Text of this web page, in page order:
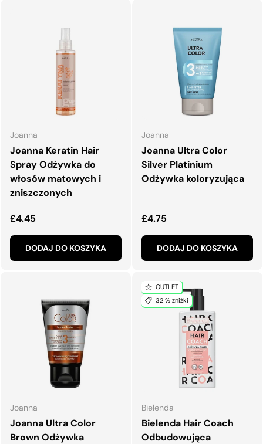
Joanna
Joanna Keratin Hair
Spray Odżywka do
włosów matowych i
zniszczonych
Normalna cena
£4.45
DODAJ DO KOSZYKA
Joanna
Joanna Ultra Color
Silver Platinium
Odżywka koloryzująca
Normalna cena
£4.75
DODAJ DO KOSZYKA
Joanna
Joanna Ultra Color
Brown Odżywka
OUTLET
32 % zniżki
Bielenda
Bielenda Hair Coach
Odbudowująca